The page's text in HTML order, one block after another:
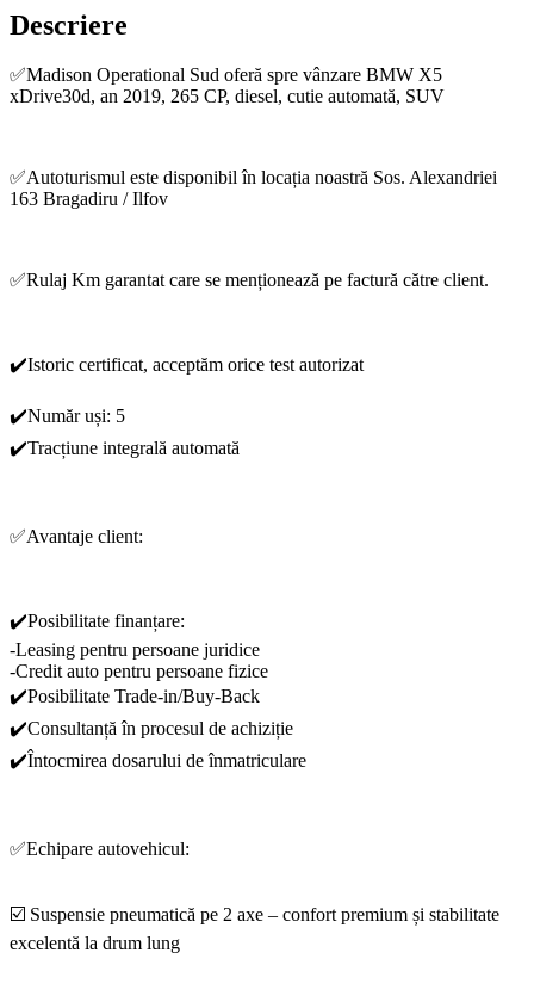
Descriere
✅Madison Operational Sud oferă spre vânzare BMW X5
xDrive30d, an 2019, 265 CP, diesel, cutie automată, SUV
✅Autoturismul este disponibil în locația noastră Sos. Alexandriei
163 Bragadiru / Ilfov
✅Rulaj Km garantat care se menționează pe factură către client.
✔️Istoric certificat, acceptăm orice test autorizat
✔️Număr uși: 5
✔️Tracțiune integrală automată
✅Avantaje client:
✔️Posibilitate finanțare:
-Leasing pentru persoane juridice
-Credit auto pentru persoane fizice
✔️Posibilitate Trade-in/Buy-Back
✔️Consultanță în procesul de achiziție
✔️Întocmirea dosarului de înmatriculare
✅Echipare autovehicul:
☑️ Suspensie pneumatică pe 2 axe – confort premium și stabilitate
excelentă la drum lung